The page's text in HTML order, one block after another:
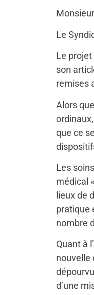
Le
Le
son
remises
Alors
que ce
Les
médical
lieux de
pratique
nombre
Quant à
nouvelle
d’une